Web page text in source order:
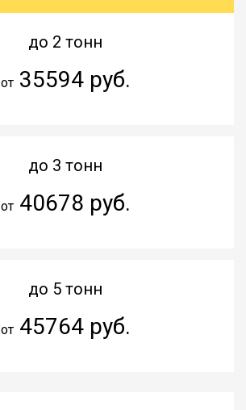
до 2 тонн
от35594 руб.
до 3 тонн
от40678 руб.
до 5 тонн
от45764 руб.